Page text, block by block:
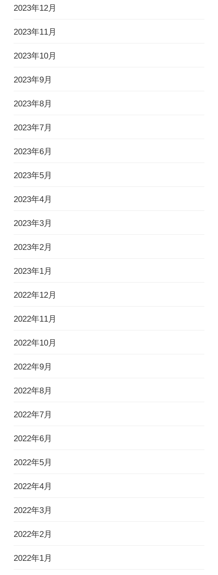
2023年12月
2023年11月
2023年10月
2023年9月
2023年8月
2023年7月
2023年6月
2023年5月
2023年4月
2023年3月
2023年2月
2023年1月
2022年12月
2022年11月
2022年10月
2022年9月
2022年8月
2022年7月
2022年6月
2022年5月
2022年4月
2022年3月
2022年2月
2022年1月